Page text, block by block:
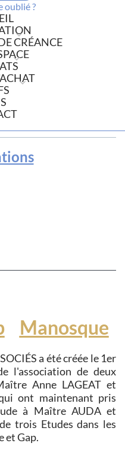
oublié ?
CRÉANCE
Manosque
a été créée le 1er
l'association de deux
Anne LAGEAT et
ont maintenant pris
à Maître AUDA et
trois Etudes dans les
et Gap.